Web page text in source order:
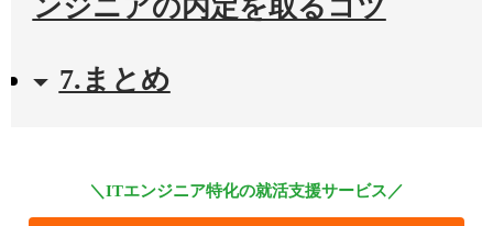
ンジニアの内定を取るコツ
7.まとめ
＼ITエンジニア特化の就活支援サービス／